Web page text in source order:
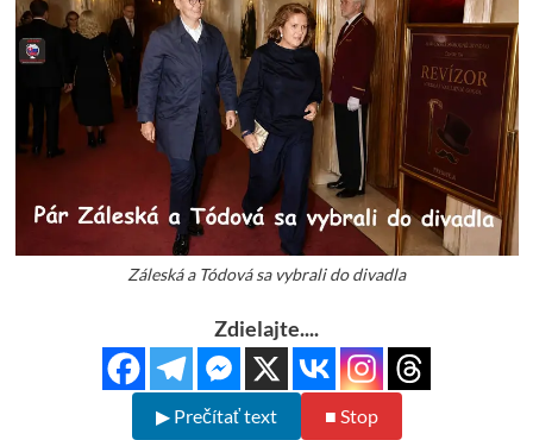
Záleská a Tódová sa vybrali do divadla
Zdielajte....
▶ Prečítať text ■ Stop